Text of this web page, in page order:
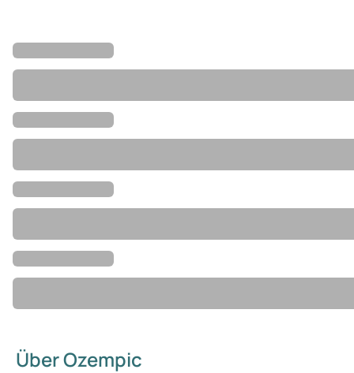
Über Ozempic